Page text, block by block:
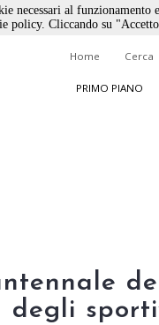
Home Cerca
PRIMO PIANO
degli
necessari al
policy. Cliccando su